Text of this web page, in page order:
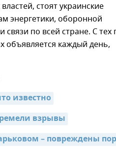
стоят украинские
энергетики, оборонной
по всей стране. С тех
объявляется каждый день,
известно
взрывы
– повреждены